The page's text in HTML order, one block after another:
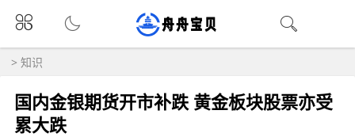
> 知识
国内金银期货开市补跌 黄金板块股票亦受
累大跌